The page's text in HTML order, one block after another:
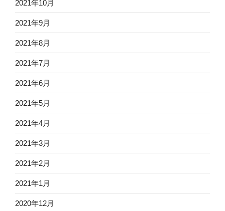
2021年10月
2021年9月
2021年8月
2021年7月
2021年6月
2021年5月
2021年4月
2021年3月
2021年2月
2021年1月
2020年12月